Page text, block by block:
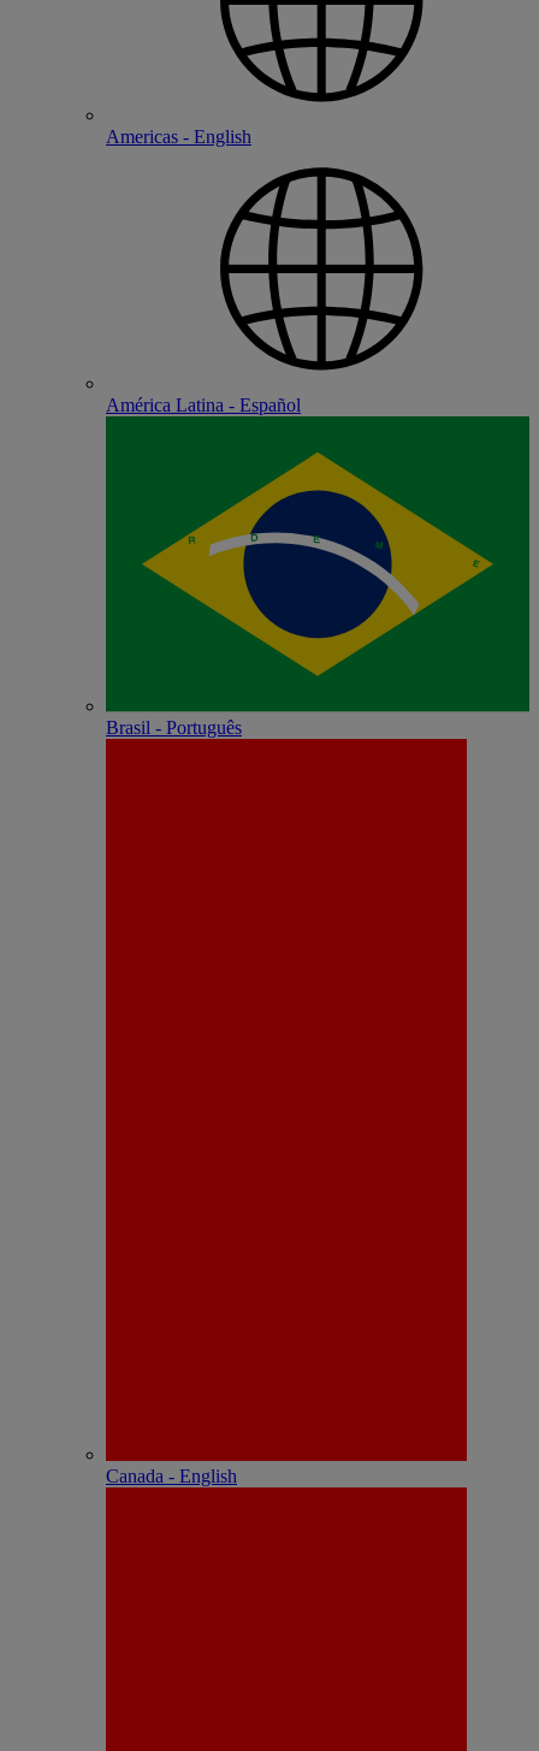
Americas - English
América Latina - Español
Brasil - Português
Canada - English